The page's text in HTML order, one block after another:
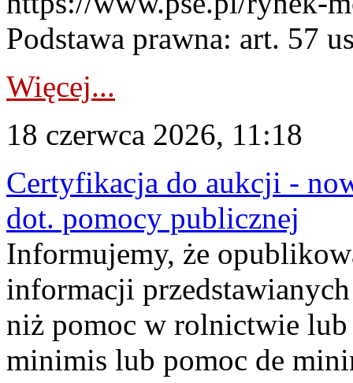
Podstawa prawna: art. 57
Więcej...
18 czerwca 2026, 11:18
Certyfikacja do aukcji -
dot. pomocy publicznej
Informujemy, że
informacji
niż pomoc w rolnictwie lub
minimis lub pomoc de